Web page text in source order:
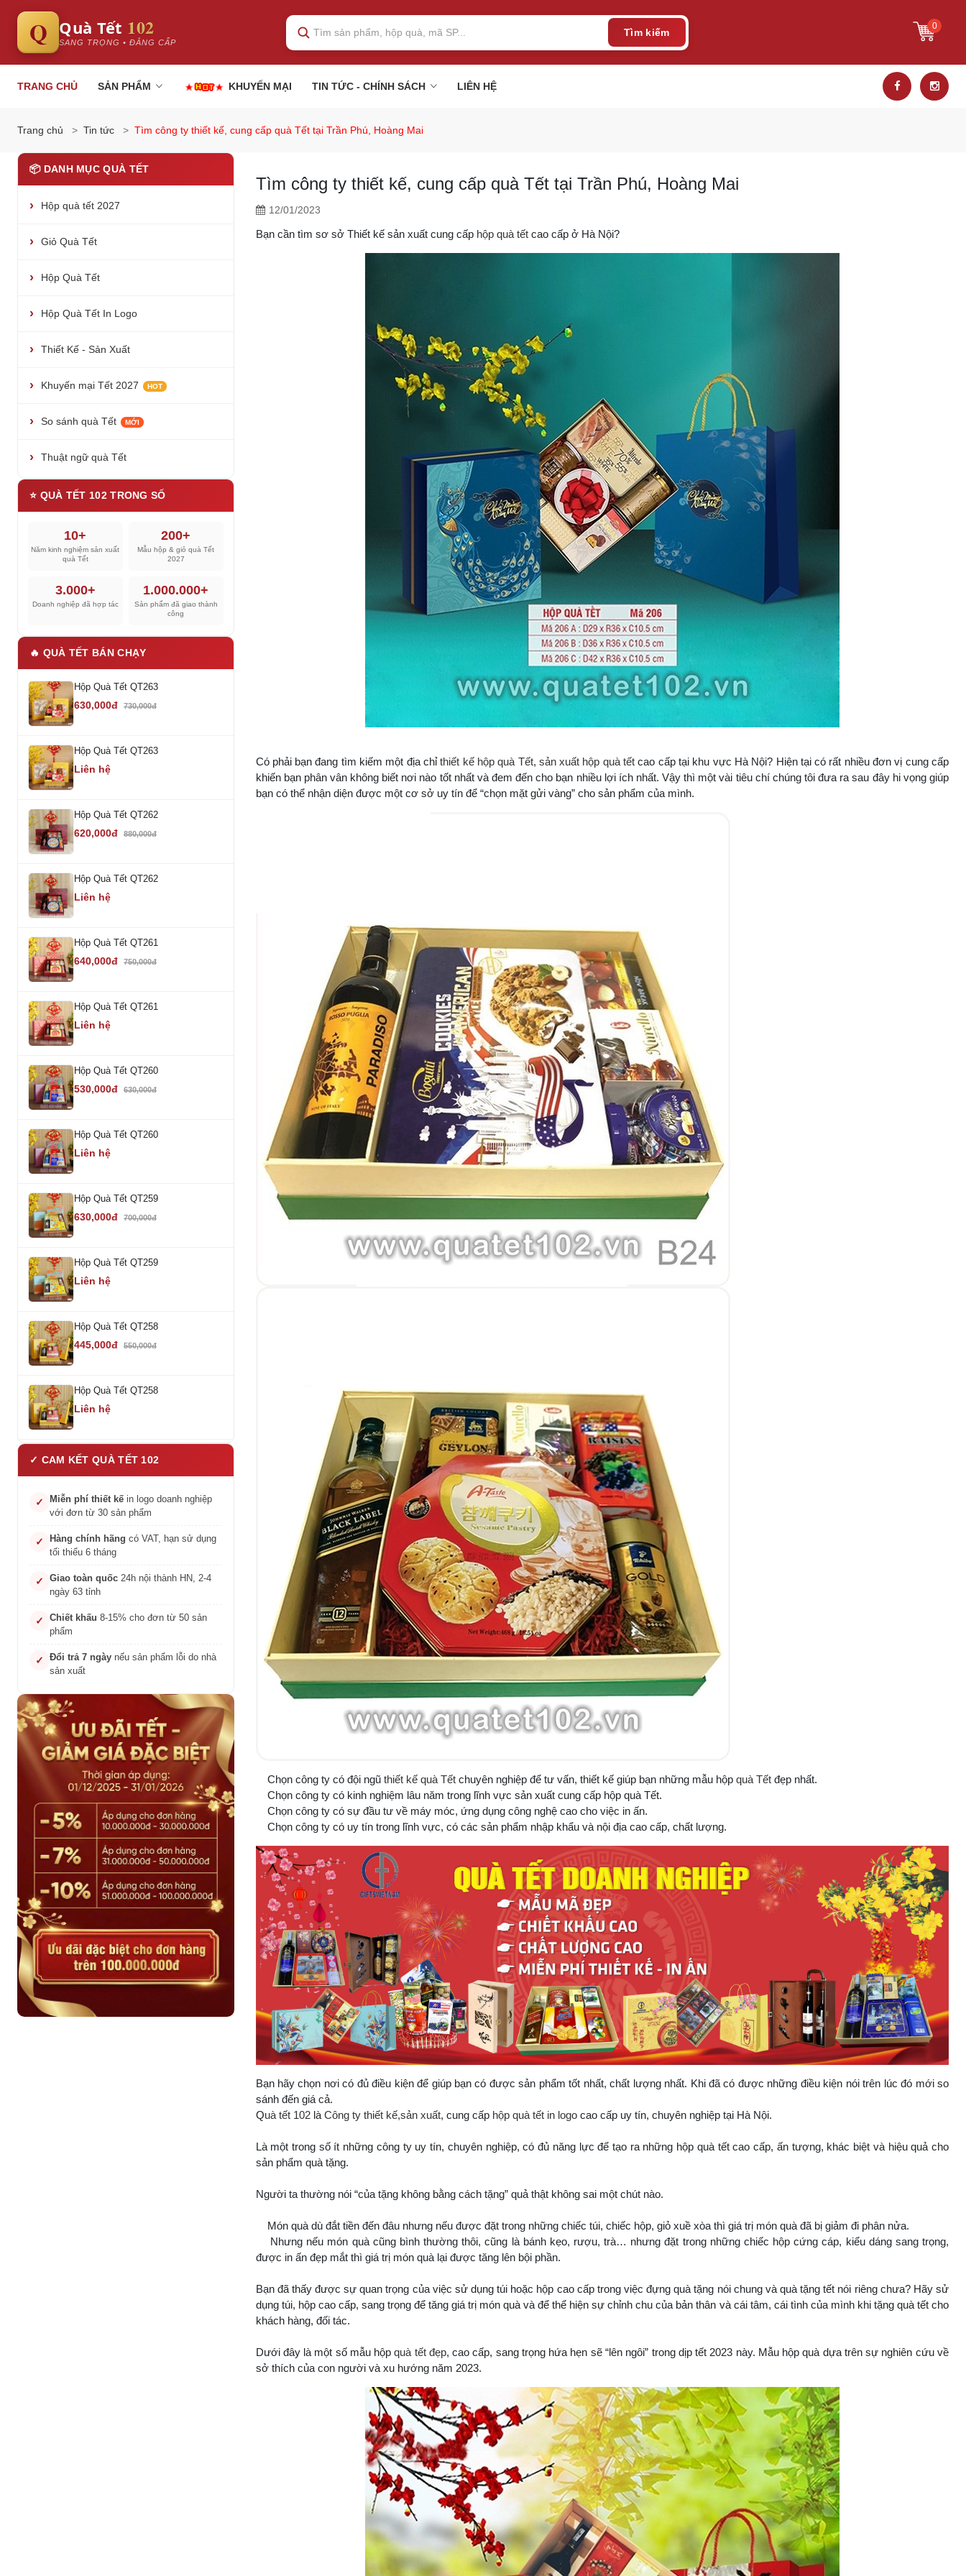
Q Quà Tết 102
SANG TRỌNG • ĐẲNG CẤP
0
Tìm kiếm
TRANG CHỦ SẢN PHẨM KHUYẾN MẠI TIN TỨC - CHÍNH SÁCH LIÊN HỆ
Trang chủ Tin tức Tìm công ty thiết kế, cung cấp quà Tết tại Trần Phú, Hoàng Mai
📦 DANH MỤC QUÀ TẾT
Hộp quà tết 2027
Giỏ Quà Tết
Hộp Quà Tết
Hộp Quà Tết In Logo
Thiết Kế - Sản Xuất
Khuyến mại Tết 2027 HOT
So sánh quà Tết MỚI
Thuật ngữ quà Tết
⭐ QUÀ TẾT 102 TRONG SỐ
10+
Năm kinh nghiệm sản xuất
quà Tết
200+
Mẫu hộp & giỏ quà Tết
2027
3.000+
Doanh nghiệp đã hợp tác
1.000.000+
Sản phẩm đã giao thành
công
🔥 QUÀ TẾT BÁN CHẠY
Hộp Quà Tết QT263
630,000đ 730,000đ
Hộp Quà Tết QT263
Liên hệ
Hộp Quà Tết QT262
620,000đ 880,000đ
Hộp Quà Tết QT262
Liên hệ
Hộp Quà Tết QT261
640,000đ 750,000đ
Hộp Quà Tết QT261
Liên hệ
Hộp Quà Tết QT260
530,000đ 630,000đ
Hộp Quà Tết QT260
Liên hệ
Hộp Quà Tết QT259
630,000đ 700,000đ
Hộp Quà Tết QT259
Liên hệ
Hộp Quà Tết QT258
445,000đ 550,000đ
Hộp Quà Tết QT258
Liên hệ
✓ CAM KẾT QUÀ TẾT 102
✓ Miễn phí thiết kế in logo doanh nghiệp
với đơn từ 30 sản phẩm
✓ Hàng chính hãng có VAT, hạn sử dụng
tối thiểu 6 tháng
✓ Giao toàn quốc 24h nội thành HN, 2-4
ngày 63 tỉnh
✓ Chiết khấu 8-15% cho đơn từ 50 sản
phẩm
✓ Đổi trả 7 ngày nếu sản phẩm lỗi do nhà
sản xuất
Tìm công ty thiết kế, cung cấp quà Tết tại Trần Phú, Hoàng Mai
12/01/2023
Bạn cần tìm sơ sở Thiết kế sản xuất cung cấp hộp quà tếtcao cấp ở Hà Nội?
Có phải bạn đang tìm kiếm một địa chỉthiết kế hộp quà Tết, sản xuất hộp quà tết cao cấp tại khu vực Hà Nội? Hiện tại có rất nhiều đơn vị cung cấp
khiến bạn phân vân không biết nơi nào tốt nhất và đem đến cho bạn nhiều lợi ích nhất. Vậy thì một vài tiêu chí chúng tôi đưa ra sau đây hi vọng giúp
bạn có thể nhận diện được một cơ sở uy tín để “chọn mặt gửi vàng” cho sản phẩm của mình.
Chọn công ty có đội ngũ thiết kế quà Tếtchuyên nghiệp để tư vấn, thiết kế giúp bạn những mẫu hộp quà Tếtđẹp nhất.
Chọn công ty có kinh nghiệm lâu năm trong lĩnh vực sản xuất cung cấp hộp quà Tết.
Chọn công ty có sự đầu tư về máy móc, ứng dụng công nghệ cao cho việc in ấn.
Chọn công ty có uy tín trong lĩnh vực, có các sản phẩm nhập khẩu và nội địa cao cấp, chất lượng.
Bạn hãy chọn nơi có đủ điều kiện để giúp bạn có được sản phẩm tốt nhất, chất lượng nhất. Khi đã có được những điều kiện nói trên lúc đó mới so
sánh đến giá cả.
Quà tết 102làCông ty thiết kế,sản xuất, cung cấp hộp quà tết in logocao cấp uy tín, chuyên nghiệp tại Hà Nội.
Là một trong số ít những công ty uy tín, chuyên nghiệp, có đủ năng lực để tạo ra những hộp quà tết cao cấp, ấn tượng, khác biệt và hiệu quả cho
sản phẩm quà tặng.
Người ta thường nói “của tặng không bằng cách tặng” quả thật không sai một chút nào.
Món quà dù đắt tiền đến đâu nhưng nếu được đặt trong những chiếc túi, chiếc hộp, giỏ xuề xòa thì giá trị món quà đã bị giảm đi phân nửa.
Nhưng nếu món quà cũng bình thường thôi, cũng là bánh kẹo, rượu, trà… nhưng đặt trong những chiếc hộp cứng cáp, kiểu dáng sang trọng,
được in ấn đẹp mắt thì giá trị món quà lại được tăng lên bội phần.
Bạn đã thấy được sự quan trọng của việc sử dụng túi hoặc hộp cao cấp trong việc đựng quà tặng nói chung và quà tặng tết nói riêng chưa? Hãy sử
dụng túi, hộp cao cấp, sang trọng để tăng giá trị món quà và để thể hiện sự chỉnh chu của bản thân và cái tâm, cái tình của mình khi tặng quà tết cho
khách hàng, đối tác.
Dưới đây là một số mẫu hộpquà tết đẹp, cao cấp, sang trọng hứa hẹn sẽ “lên ngôi” trong dịp tết 2023 này. Mẫu hộp quà dựa trên sự nghiên cứu về
sở thích của con người và xu hướng năm 2023.